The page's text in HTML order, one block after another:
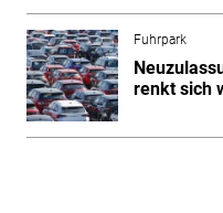
Fuhrpark
renkt sich